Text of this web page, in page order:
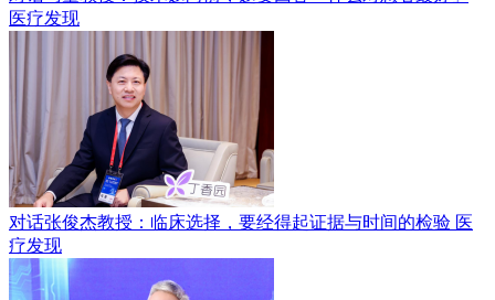
医疗发现
对话张俊杰教授：临床选择，要经得起证据与时间的检验 医
疗发现